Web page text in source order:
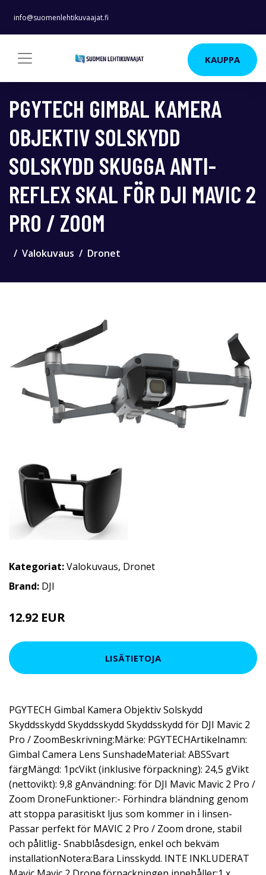
info@suomenlehtikuvaajat.fi
KAUPPA
PGYTECH GIMBAL KAMERA
OBJEKTIV SOLSKYDD
SOLSKYDD SKUGGA ANTI-
REFLEX SKAL FÖR DJI MAVIC 2
PRO / ZOOM
Valokuvaus Dronet
Kategoriat:Valokuvaus, Dronet
Brand: DJI
12.92 EUR
LISÄTIETOJA
PGYTECH Gimbal Kamera Objektiv Solskydd
Skyddsskydd Skyddsskydd Skyddsskydd för DJI Mavic 2
Pro / ZoomBeskrivning:Märke: PGYTECHArtikelnamn:
Gimbal Camera Lens SunshadeMaterial: ABSSvart
färgMängd: 1pcVikt (inklusive förpackning): 24,5 gVikt
(nettovikt): 9,8 gAnvändning: för DJI Mavic Mavic 2 Pro /
Zoom DroneFunktioner:- Förhindra bländning genom
att stoppa parasitiskt ljus som kommer in i linsen-
Passar perfekt för MAVIC 2 Pro / Zoom drone, stabil
och pålitlig- Snabblåsdesign, enkel och bekväm
installationNotera:Bara Linsskydd. INTE INKLUDERAT